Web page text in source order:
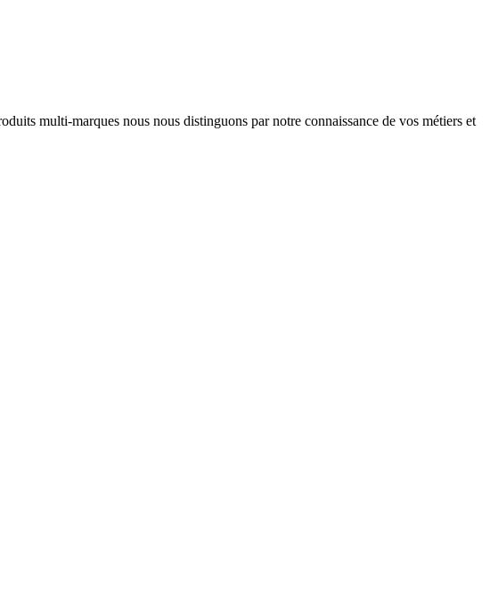
multi-marques nous nous distinguons par notre connaissance de vos métiers et